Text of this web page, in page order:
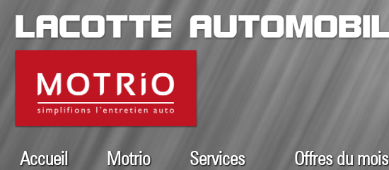
Accueil Motrio Services Offres du mois